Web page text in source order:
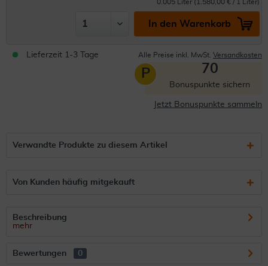
0.005 Liter (1.580,00 € / 1 Liter)
In den Warenkorb
Lieferzeit 1-3 Tage Alle Preise inkl. MwSt. Versandkosten
P 70
Bonuspunkte sichern
Jetzt Bonuspunkte sammeln
Verwandte Produkte zu diesem Artikel
Von Kunden häufig mitgekauft
Beschreibung
mehr
Bewertungen 0